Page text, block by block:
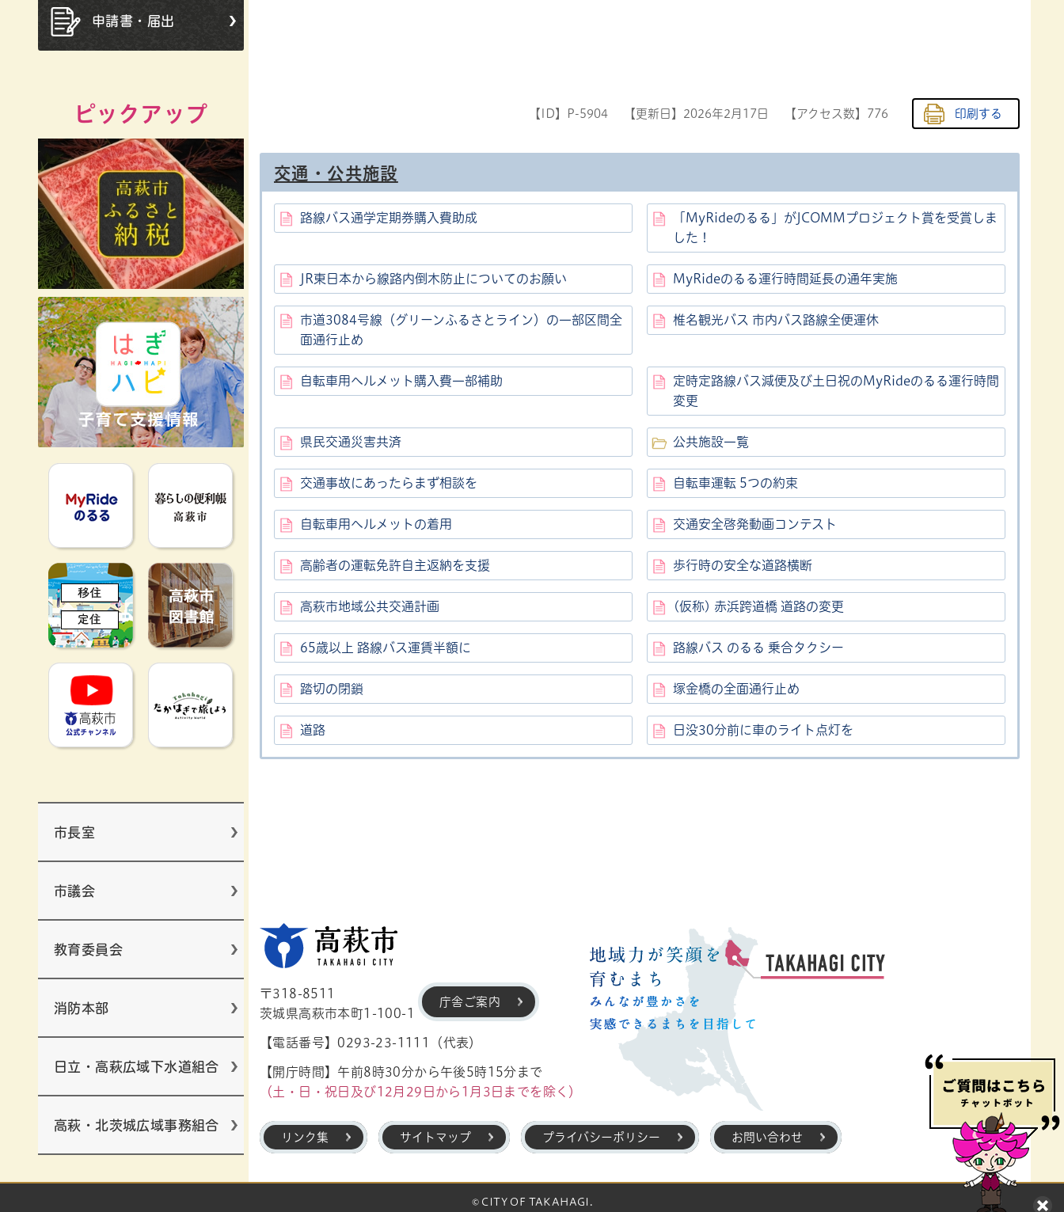
申請書・届出
ピックアップ
MyRideのるる 暮らしの便利帳
移住定住 高萩市図書館
高萩市YouTube公式チャンネル
たかはぎで旅しよう
市長室
市議会
教育委員会
消防本部
日立・高萩広域下水道組合
高萩・北茨城広域事務組合
【ID】 P-5904 【更新日】 2026年2月17日 【アクセス数】 776 印刷する
交通・公共施設
路線バス通学定期券購入費助成
「MyRideのるる」がJCOMMプロジェクト賞を受賞しま
した！
JR東日本から線路内倒木防止についてのお願い MyRideのるる運行時間延長の通年実施
市道3084号線（グリーンふるさとライン）の一部区間全
面通行止め
椎名観光バス 市内バス路線全便運休
自転車用ヘルメット購入費一部補助
定時定路線バス減便及び土日祝のMyRideのるる運行時間
変更
県民交通災害共済 公共施設一覧
交通事故にあったらまず相談を 自転車運転 5つの約束
自転車用ヘルメットの着用 交通安全啓発動画コンテスト
高齢者の運転免許自主返納を支援 歩行時の安全な道路横断
高萩市地域公共交通計画 (仮称) 赤浜跨道橋 道路の変更
65歳以上 路線バス運賃半額に 路線バス のるる 乗合タクシー
踏切の閉鎖 塚金橋の全面通行止め
道路 日没30分前に車のライト点灯を
〒318-8511
茨城県高萩市本町1-100-1
【電話番号】0293-23-1111（代表）
【開庁時間】午前8時30分から午後5時15分まで
（土・日・祝日及び12月29日から1月3日までを除く）
庁舎ご案内
リンク集 サイトマップ プライバシーポリシー お問い合わせ
© CITY OF TAKAHAGI.